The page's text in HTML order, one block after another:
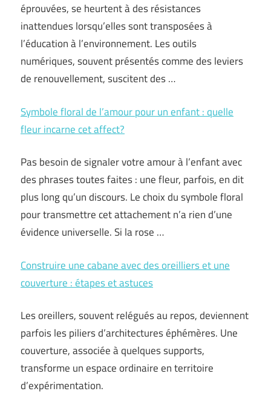
éprouvées, se heurtent à des résistances
inattendues lorsqu’elles sont transposées à
l’éducation à l’environnement. Les outils
numériques, souvent présentés comme des leviers
de renouvellement, suscitent des …
Symbole floral de l’amour pour un enfant : quelle
fleur incarne cet affect?
Pas besoin de signaler votre amour à l’enfant avec
des phrases toutes faites : une fleur, parfois, en dit
plus long qu’un discours. Le choix du symbole floral
pour transmettre cet attachement n’a rien d’une
évidence universelle. Si la rose …
Construire une cabane avec des oreilliers et une
couverture : étapes et astuces
Les oreillers, souvent relégués au repos, deviennent
parfois les piliers d’architectures éphémères. Une
couverture, associée à quelques supports,
transforme un espace ordinaire en territoire
d’expérimentation.